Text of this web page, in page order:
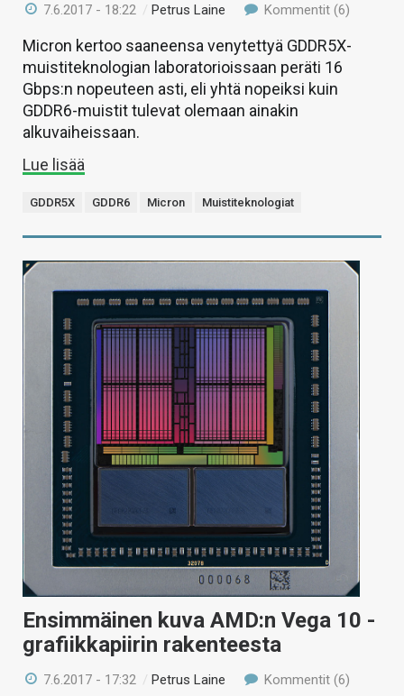
7.6.2017 - 18:22 /Petrus Laine Kommentit (6)
Micron kertoo saaneensa venytettyä GDDR5X-
muistiteknologian laboratorioissaan peräti 16
Gbps:n nopeuteen asti, eli yhtä nopeiksi kuin
GDDR6-muistit tulevat olemaan ainakin
alkuvaiheissaan.
Lue lisää
GDDR5X GDDR6 Micron Muistiteknologiat
Ensimmäinen kuva AMD:n Vega 10 -
grafiikkapiirin rakenteesta
7.6.2017 - 17:32 /Petrus Laine Kommentit (6)